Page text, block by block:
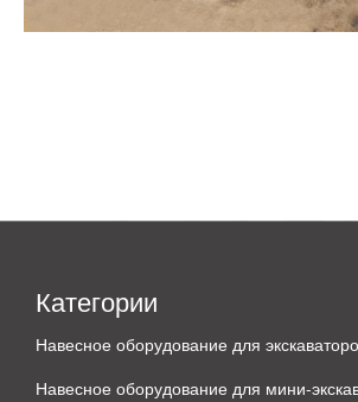
Категории
Навесное оборудование для
Навесное оборудование для мини-